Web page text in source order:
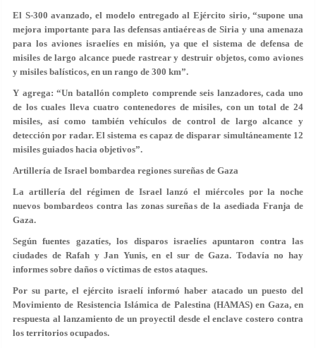
El S-300 avanzado, el modelo entregado al Ejército sirio, “supone una
mejora importante para las defensas antiaéreas de Siria y una amenaza
para los aviones israelíes en misión, ya que el sistema de defensa de
misiles de largo alcance puede rastrear y destruir objetos, como aviones
y misiles balísticos, en un rango de 300 km”.
Y agrega: “Un batallón completo comprende seis lanzadores, cada uno
de los cuales lleva cuatro contenedores de misiles, con un total de 24
misiles, así como también vehículos de control de largo alcance y
detección por radar. El sistema es capaz de disparar simultáneamente 12
misiles guiados hacia objetivos”.
Artillería de Israel bombardea regiones sureñas de Gaza
La artillería del régimen de Israel lanzó el miércoles por la noche
nuevos bombardeos contra las zonas sureñas de la asediada Franja de
Gaza.
Según fuentes gazatíes, los disparos israelíes apuntaron contra las
ciudades de Rafah y Jan Yunis, en el sur de Gaza. Todavía no hay
informes sobre daños o víctimas de estos ataques.
Por su parte, el ejército israelí informó haber atacado un puesto del
Movimiento de Resistencia Islámica de Palestina (HAMAS) en Gaza, en
respuesta al lanzamiento de un proyectil desde el enclave costero contra
los territorios ocupados.